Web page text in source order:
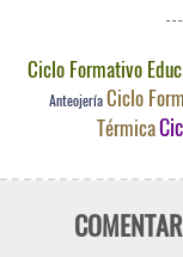
Ciclo Formativo
Anteojería Ciclo
Térmica